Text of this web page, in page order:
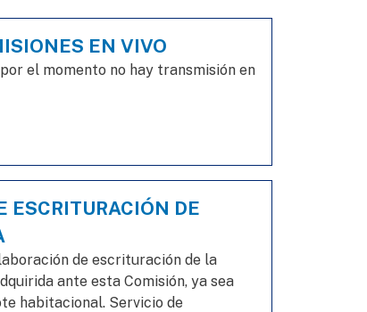
EN VIVO
por el momento no hay transmisión en
ESCRITURACIÓN DE
de escrituración de la
ante esta Comisión, ya sea
habitacional. Servicio de